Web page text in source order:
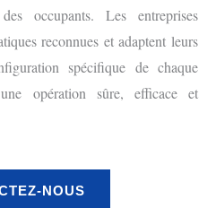
occupants. Les entreprises
reconnues et adaptent leurs
spécifique de chaque
opération sûre, efficace et
NOUS